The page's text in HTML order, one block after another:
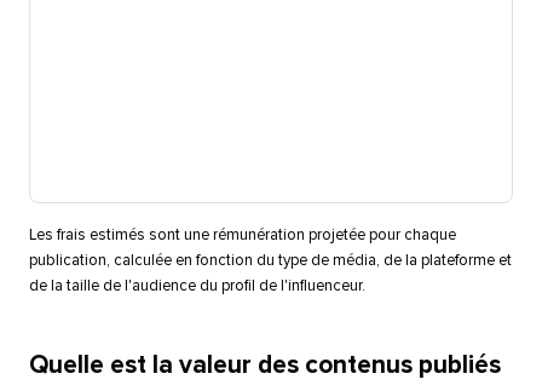
Les frais estimés sont une rémunération projetée pour chaque
publication, calculée en fonction du type de média, de la plateforme et
de la taille de l'audience du profil de l'influenceur.​​
Quelle est la valeur des contenus publiés